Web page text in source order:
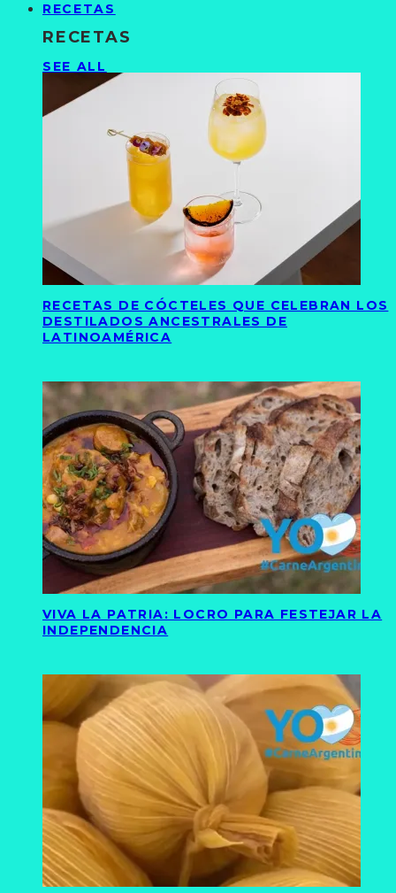
RECETAS
RECETAS
SEE ALL
RECETAS DE CÓCTELES QUE CELEBRAN LOS
DESTILADOS ANCESTRALES DE
LATINOAMÉRICA
VIVA LA PATRIA: LOCRO PARA FESTEJAR LA
INDEPENDENCIA